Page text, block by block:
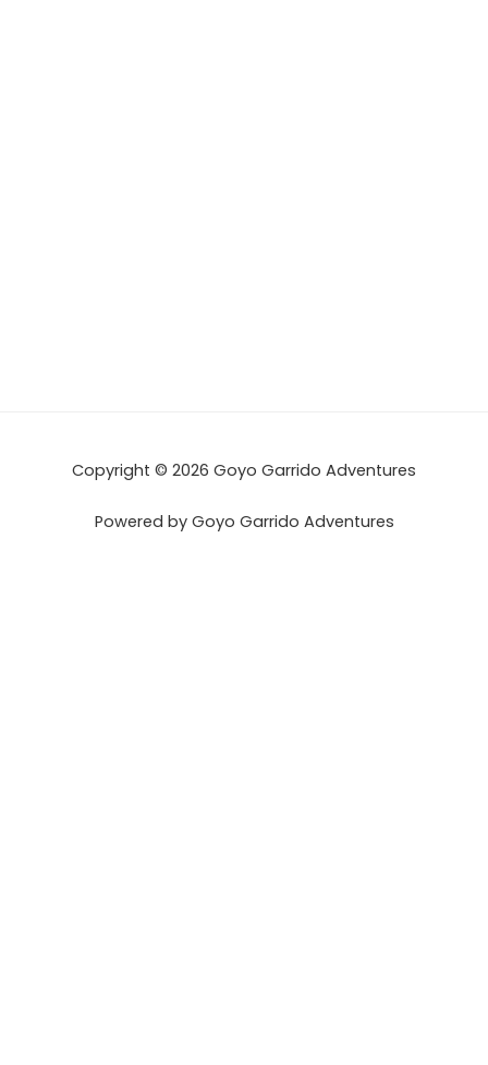
Copyright © 2026 Goyo Garrido Adventures
Powered by Goyo Garrido Adventures